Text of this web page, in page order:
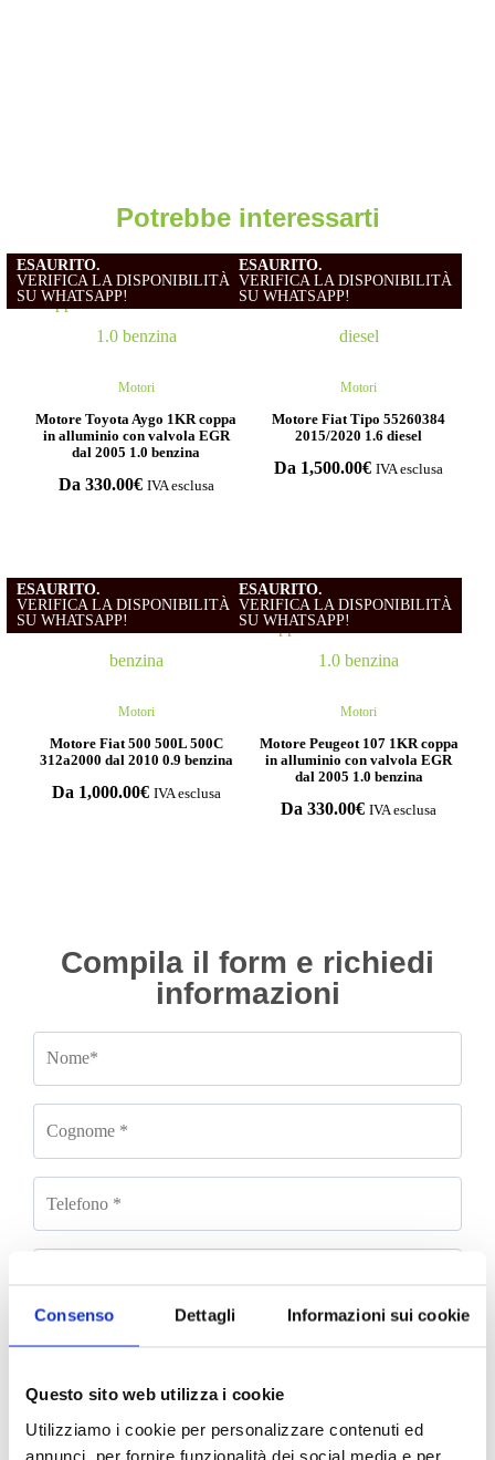
Consenso Dettagli Informazioni sui cookie
Questo sito web utilizza i cookie
Utilizziamo i cookie per personalizzare contenuti ed
annunci, per fornire funzionalità dei social media e per
Potrebbe interessarti
Motori
ESAURITO.
VERIFICA LA DISPONIBILITÀ
SU WHATSAPP!
Motore Toyota Aygo 1KR coppa
in alluminio con valvola EGR
dal 2005 1.0 benzina
Da 330.00€ IVA esclusa
Motori
ESAURITO.
VERIFICA LA DISPONIBILITÀ
SU WHATSAPP!
Motore Fiat Tipo 55260384
2015/2020 1.6 diesel
Da 1,500.00€ IVA esclusa
Motori
ESAURITO.
VERIFICA LA DISPONIBILITÀ
SU WHATSAPP!
Motore Fiat 500 500L 500C
312a2000 dal 2010 0.9 benzina
Da 1,000.00€ IVA esclusa
Motori
ESAURITO.
VERIFICA LA DISPONIBILITÀ
SU WHATSAPP!
Motore Peugeot 107 1KR coppa
in alluminio con valvola EGR
dal 2005 1.0 benzina
Da 330.00€ IVA esclusa
Compila il form e richiedi
informazioni